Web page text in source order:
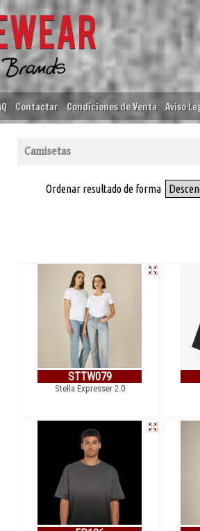
Contactar Condiciones de Venta Aviso
Camisetas
Ordenar resultado de forma
STTW079
Stella Expresser 2.0